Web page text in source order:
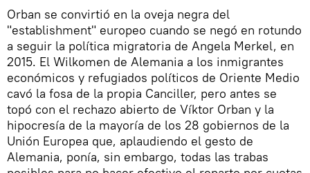
Orban se convirtió en la oveja negra del
"establishment" europeo cuando se negó en rotundo
a seguir la política migratoria de Angela Merkel, en
2015. El Wilkomen de Alemania a los inmigrantes
económicos y refugiados políticos de Oriente Medio
cavó la fosa de la propia Canciller, pero antes se
topó con el rechazo abierto de Víktor Orban y la
hipocresía de la mayoría de los 28 gobiernos de la
Unión Europea que, aplaudiendo el gesto de
Alemania, ponía, sin embargo, todas las trabas